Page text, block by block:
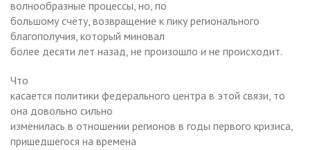
волнообразные процессы, но, по
большому счёту, возвращение к пику регионального
благополучия, который миновал
более десяти лет назад, не произошло и не происходит.
Что
касается политики федерального центра в этой связи, то
она довольно сильно
изменилась в отношении регионов в годы первого кризиса,
пришедшегося на времена